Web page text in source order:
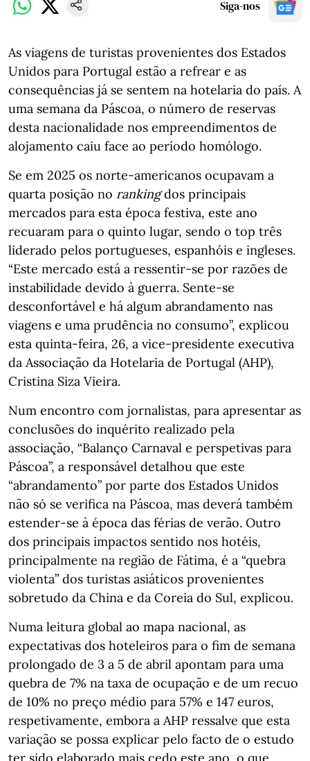
Siga-nos
As viagens de turistas provenientes dos Estados
Unidos para Portugal estão a refrear e as
consequências já se sentem na hotelaria do país. A
uma semana da Páscoa, o número de reservas
desta nacionalidade nos empreendimentos de
alojamento caiu face ao período homólogo.
Se em 2025 os norte-americanos ocupavam a
quarta posição no rankingdos principais
mercados para esta época festiva, este ano
recuaram para o quinto lugar, sendo o top três
liderado pelos portugueses, espanhóis e ingleses.
“Este mercado está a ressentir-se por razões de
instabilidade devido à guerra. Sente-se
desconfortável e há algum abrandamento nas
viagens e uma prudência no consumo”, explicou
esta quinta-feira, 26, a vice-presidente executiva
da Associação da Hotelaria de Portugal (AHP),
Cristina Siza Vieira.
Num encontro com jornalistas, para apresentar as
conclusões do inquérito realizado pela
associação, “Balanço Carnaval e perspetivas para
Páscoa”, a responsável detalhou que este
“abrandamento” por parte dos Estados Unidos
não só se verifica na Páscoa, mas deverá também
estender-se à época das férias de verão. Outro
dos principais impactos sentido nos hotéis,
principalmente na região de Fátima, é a “quebra
violenta” dos turistas asiáticos provenientes
sobretudo da China e da Coreia do Sul, explicou.
Numa leitura global ao mapa nacional, as
expectativas dos hoteleiros para o fim de semana
prolongado de 3 a 5 de abril apontam para uma
quebra de 7% na taxa de ocupação e de um recuo
de 10% no preço médio para 57% e 147 euros,
respetivamente, embora a AHP ressalve que esta
variação se possa explicar pelo facto de o estudo